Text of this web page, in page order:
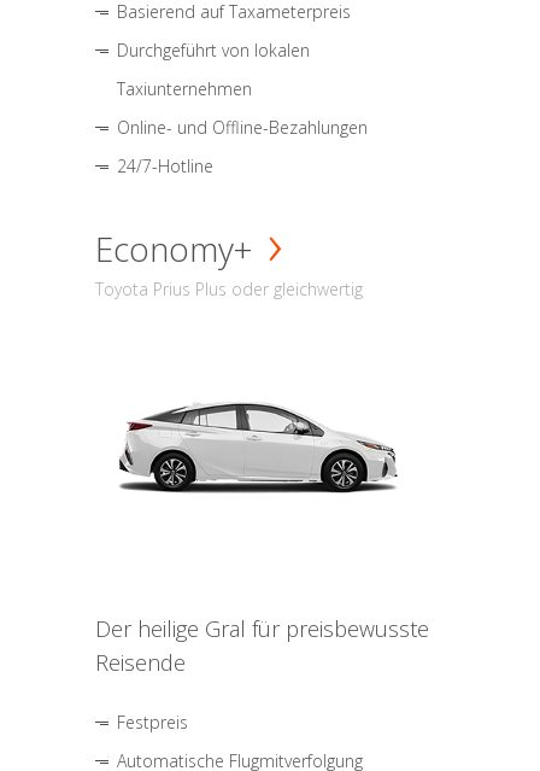
Basierend auf Taxameterpreis
Durchgeführt von lokalen
Taxiunternehmen
Online- und Offline-Bezahlungen
24/7-Hotline
Economy+
Toyota Prius Plus oder gleichwertig
Der heilige Gral für preisbewusste
Reisende
Festpreis
Automatische Flugmitverfolgung